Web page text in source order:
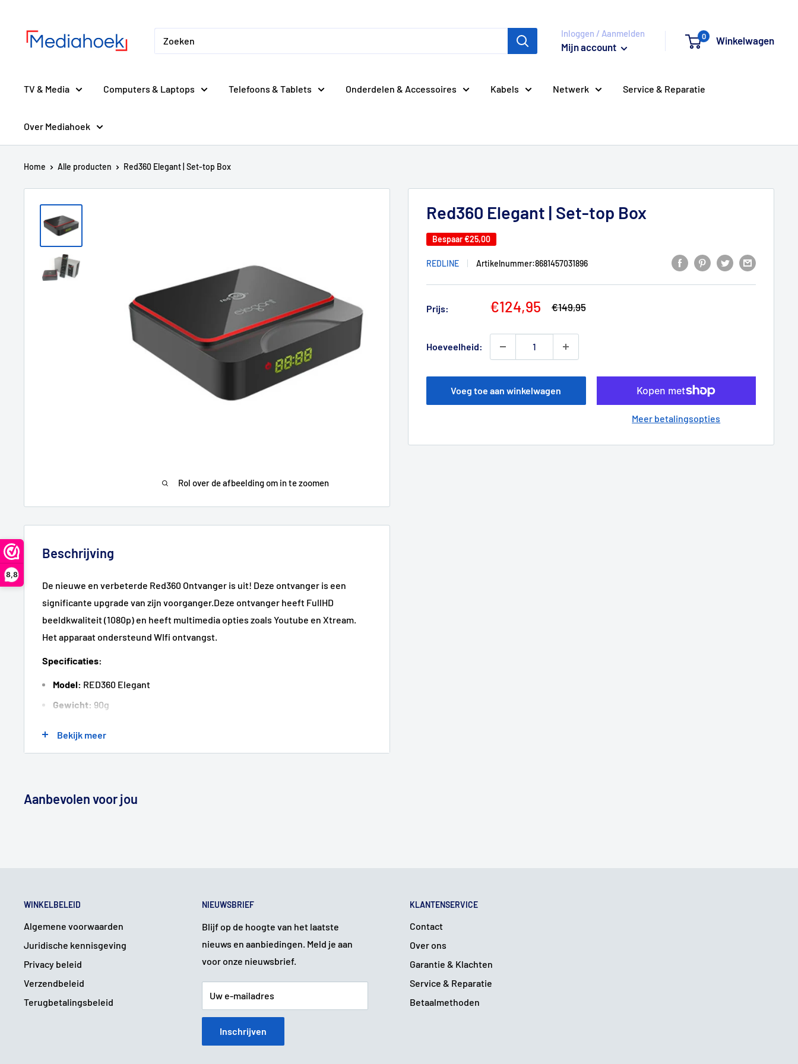
8,8
Inloggen / Aanmelden
Mijn account
0 Winkelwagen
TV & Media Computers & Laptops Telefoons & Tablets Onderdelen & Accessoires Kabels Netwerk Service & Reparatie
Over Mediahoek
Home Alle producten Red360 Elegant | Set-top Box
Rol over de afbeelding om in te zoomen
Red360 Elegant | Set-top Box
Bespaar€25,00
REDLINE Artikelnummer:8681457031896
Prijs: Verkoopprijs
€124,95
Normale
€149,95
Hoeveelheid:
Voeg toe aan winkelwagen
Meer betalingsopties
Beschrijving
De nieuwe en verbeterde Red360 Ontvanger is uit! Deze ontvanger is een
significante upgrade van zijn voorganger.Deze ontvanger heeft FullHD
beeldkwaliteit (1080p) en heeft multimedia opties zoals Youtube en Xtream.
Het apparaat ondersteund WIfi ontvangst.
Specificaties:
Model: RED360 Elegant
Gewicht: 90g
Audio connectors:
On Adapter kabel
Wit=Links
kanaal
Rood=Rechts
Output:
Loading: 10 KOmega
MPEG-4p10/H.264, MPEG-4 p2, MPEG-2 VC-1, (optional)
Bekijk meer
Aanbevolen voor jou
WINKELBELEID
Algemene voorwaarden
Juridische kennisgeving
Privacy beleid
Verzendbeleid
Terugbetalingsbeleid
NIEUWSBRIEF
Blijf op de hoogte van het laatste
nieuws en aanbiedingen. Meld je aan
voor onze nieuwsbrief.
Uw e-mailadres
Inschrijven
KLANTENSERVICE
Contact
Over ons
Garantie & Klachten
Service & Reparatie
Betaalmethoden